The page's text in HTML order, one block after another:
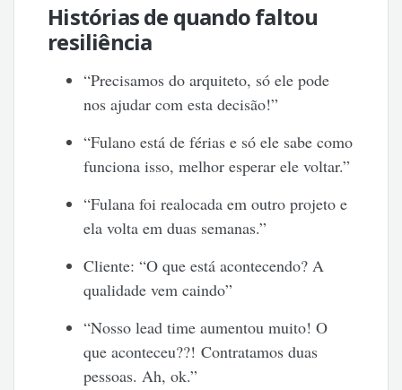
Histórias de quando faltou
resiliência
“Precisamos do arquiteto, só ele pode
nos ajudar com esta decisão!”
“Fulano está de férias e só ele sabe como
funciona isso, melhor esperar ele voltar.”
“Fulana foi realocada em outro projeto e
ela volta em duas semanas.”
Cliente: “O que está acontecendo? A
qualidade vem caindo”
“Nosso lead time aumentou muito! O
que aconteceu??!Contratamos duas
pessoas. Ah, ok.”